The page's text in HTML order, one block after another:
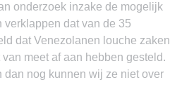
onderzoek inzake de mogelijk
dat van de 35
dat Venezolanen louche zaken
meet af aan hebben gesteld.
dan nog kunnen wij ze niet over